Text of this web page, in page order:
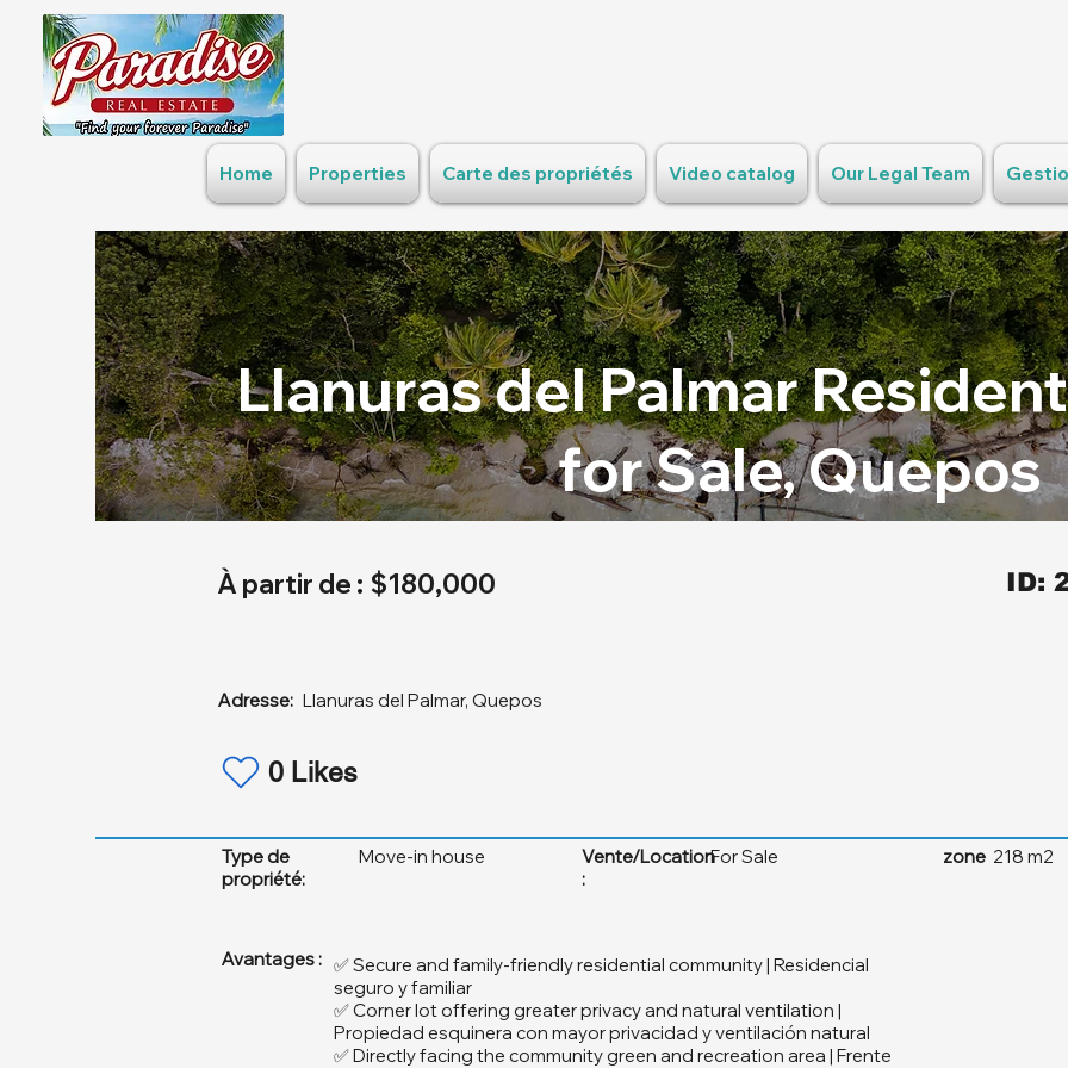
Home Properties Carte des propriétés Video catalog Our Legal Team
Llanuras del Palmar
for Sale, Quepos
À partir de : $180,000 ID:
Adresse: Llanuras del Palmar, Quepos
0 Likes
Type de
propriété:
Move-in house
Vente/Location
:
For Sale zone 218 m2
Avantages : ✅ Secure and family-friendly residential community | Residencial
seguro y familiar
✅ Corner lot offering greater privacy and natural ventilation |
Propiedad esquinera con mayor privacidad y ventilación natural
✅ Directly facing the community green and recreation area | Frente